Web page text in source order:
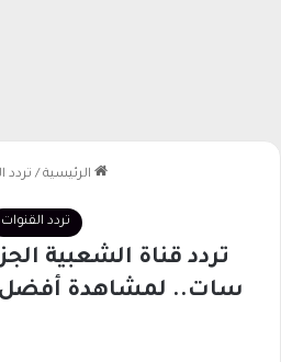
الرئيسية / تردد
تردد القنوات
سات.. لمشاهدة أفضل